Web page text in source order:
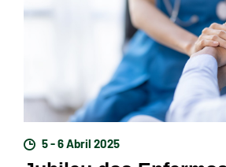
5 - 6 Abril 2025